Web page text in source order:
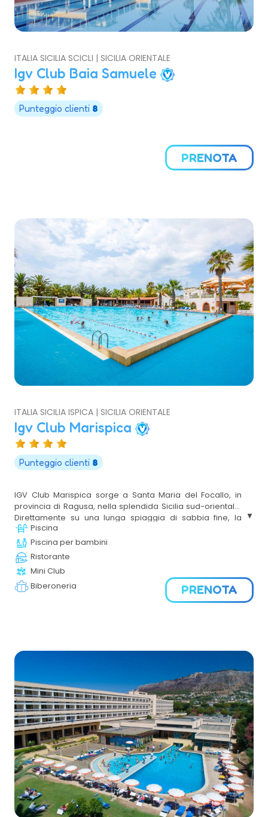
ITALIA SICILIA SCICLI | SICILIA ORIENTALE
Igv Club Baia Samuele
Punteggio clienti 8
PRENOTA
ITALIA SICILIA ISPICA | SICILIA ORIENTALE
Igv Club Marispica
Punteggio clienti 8
IGV Club Marispica sorge a Santa Maria del Focallo, in
provincia di Ragusa, nella splendida Sicilia sud-orientale.
Direttamente su una lunga spiaggia di sabbia fine, la
struttura è immersa in un ambiente elegante e curato.
Ideale per famiglie con bambini e ragazzi, offre una vasta
gamma di servizi e attività per una vacanza rilassante e
divertente a contatto con la natura.
Piscina
Piscina per bambini
Ristorante
Mini Club
Biberoneria
PRENOTA